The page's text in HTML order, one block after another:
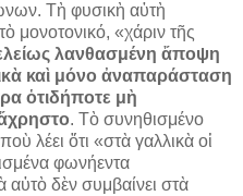
Τὴ φυσικὴ αὐτὴ
μονοτονικό, «χάριν τῆς
λανθασμένη ἄποψη
καὶ μόνο ἀναπαράσταση
ὁτιδήποτε μὴ
. Τὸ συνηθισμένο
λέει ὅτι «στὰ γαλλικὰ οἱ
φωνήεντα
αὐτὸ δὲν συμβαίνει στὰ